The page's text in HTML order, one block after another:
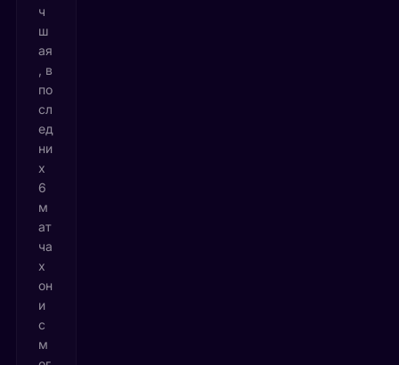
ч
ш
ая
, в
по
сл
ед
ни
х
6
м
ат
ча
х
он
и
с
м